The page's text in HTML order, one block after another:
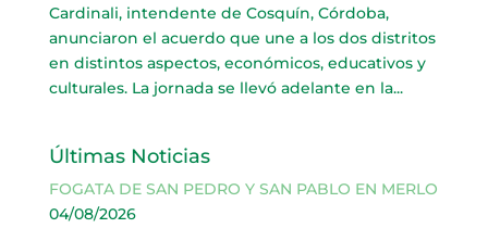
Cardinali, intendente de Cosquín, Córdoba,
anunciaron el acuerdo que une a los dos distritos
en distintos aspectos, económicos, educativos y
culturales. La jornada se llevó adelante en la...
Últimas Noticias
FOGATA DE SAN PEDRO Y SAN PABLO EN MERLO
04/08/2026